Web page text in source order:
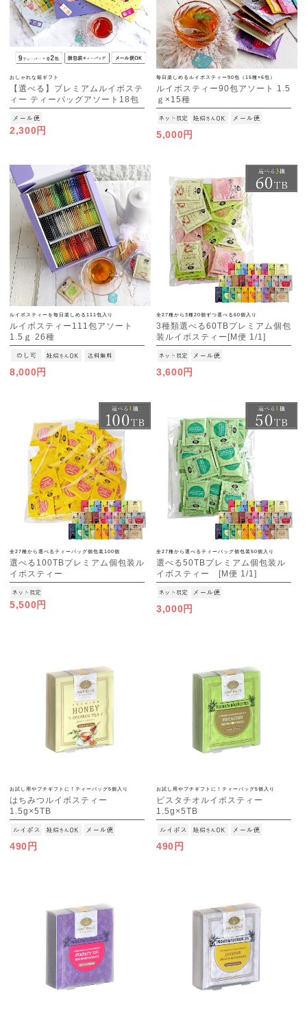
おしゃれな箱ギフト
【選べる】プレミアムルイボステ
ィー ティーバッグアソート18包
（A/B/C） [M便 1/1]
2,300円
毎日楽しめるルイボスティー90包（15種×6包）
ルイボスティー90包アソート 1.5
ｇ×15種
[M便 1/1]
5,000円
ルイボスティーを毎日楽しめる111包入り
ルイボスティー111包アソート
1.5ｇ 26種
8,000円
全27種から3種20個ずつ選べる60個入り
3種類選べる60TBプレミアム個包
装ルイボスティー[M便 1/1]
3,600円
全27種から選べるティーバッグ個包装100個
選べる100TBプレミアム個包装ル
イボスティー
5,500円
全27種から選べるティーバッグ個包装50個入り
選べる50TBプレミアム個包装ル
イボスティー [M便 1/1]
3,000円
お試し用やプチギフトに！ティーバッグ5個入り
はちみつルイボスティー
1.5g×5TB
[M便 1/15]
490円
お試し用やプチギフトに！ティーバッグ5個入り
ピスタチオルイボスティー
1.5g×5TB
[M便 1/15]
490円